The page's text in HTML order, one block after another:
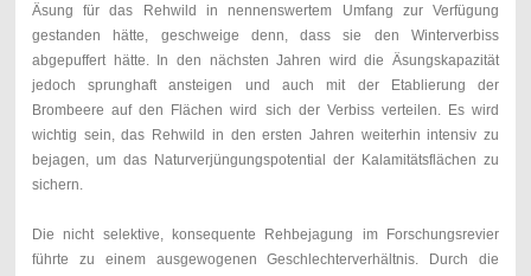
Äsung für das Rehwild in nennenswertem Umfang zur Verfügung
gestanden hätte, geschweige denn, dass sie den Winterverbiss
abgepuffert hätte. In den nächsten Jahren wird die Äsungskapazität
jedoch sprunghaft ansteigen und auch mit der Etablierung der
Brombeere auf den Flächen wird sich der Verbiss verteilen. Es wird
wichtig sein, das Rehwild in den ersten Jahren weiterhin intensiv zu
bejagen, um das Naturverjüngungspotential der Kalamitätsflächen zu
sichern.
Die nicht selektive, konsequente Rehbejagung im Forschungsrevier
führte zu einem ausgewogenen Geschlechterverhältnis. Durch die